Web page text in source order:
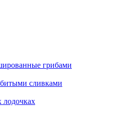
грибами
сливками
лодочках